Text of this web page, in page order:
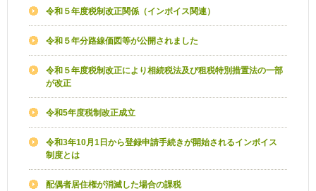
令和５年度税制改正関係（インボイス関連）
令和５年分路線価図等が公開されました
令和５年度税制改正により相続税法及び租税特別措置法の一部
が改正
令和5年度税制改正成立
令和3年10月1日から登録申請手続きが開始されるインボイス
制度とは
配偶者居住権が消滅した場合の課税